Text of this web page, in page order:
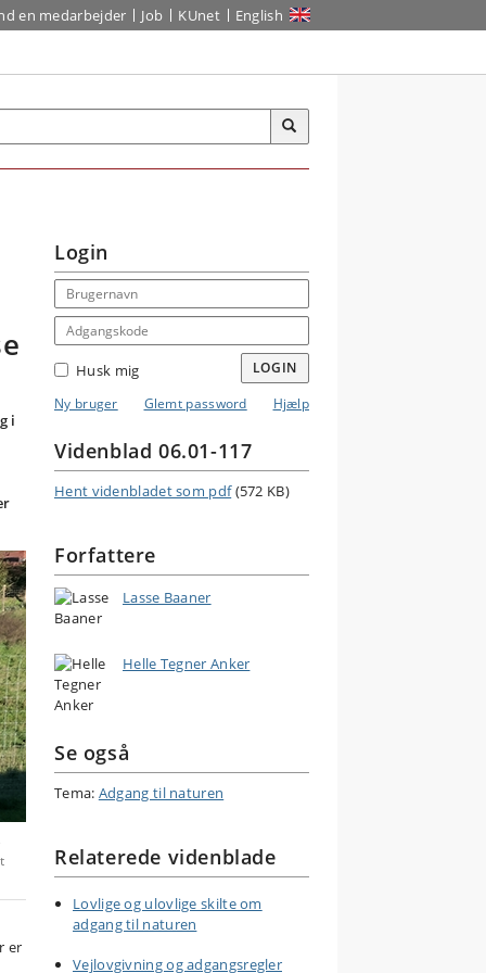
en medarbejder Job KUnet English
i
er
Login
Email address
Adgangskode
Husk mig
LOGIN
Ny bruger
Glemt password Hjælp
Videnblad 06.01-117
Hent videnbladet som pdf (572 KB)
Forfattere
Lasse Baaner
Helle Tegner Anker
Se også
Tema: Adgang til naturen
Relaterede videnblade
Lovlige og ulovlige skilte om
adgang til naturen
Vejlovgivning og adgangsregler